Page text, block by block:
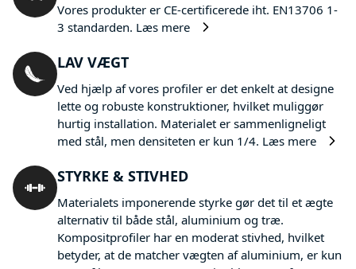
Vores produkter er CE-certificerede iht. EN13706 1-
3 standarden. Læs mere
LAV VÆGT
Ved hjælp af vores profiler er det enkelt at designe
lette og robuste konstruktioner, hvilket muliggør
hurtig installation. Materialet er sammenligneligt
med stål, men densiteten er kun 1/4. Læs mere
STYRKE & STIVHED
Materialets imponerende styrke gør det til et ægte
alternativ til både stål, aluminium og træ.
Kompositprofiler har en moderat stivhed, hvilket
betyder, at de matcher vægten af aluminium, er kun